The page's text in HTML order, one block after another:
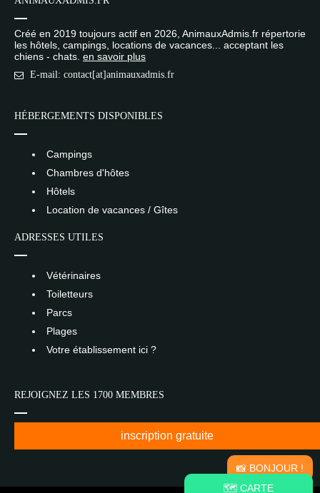
📸 BONJOUR !
🗺️ CARTE
Créé en 2019 toujours actif en 2026, AnimauxAdmis.fr répertorie
les hôtels, campings, locations de vacances... acceptant les
chiens - chats. en savoir plus
E-mail: contact[at]animauxadmis.fr
HÉBERGEMENTS DISPONIBLES
Campings
Chambres d'hôtes
Hôtels
Location de vacances / Gîtes
ADRESSES UTILES
Vétérinaires
Toiletteurs
Parcs
Plages
Votre établissement ici ?
REJOIGNEZ LES 1700 MEMBRES
inscription gratuite